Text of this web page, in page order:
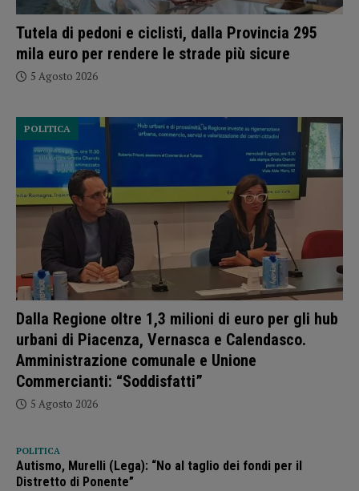
Tutela di pedoni e ciclisti, dalla Provincia 295
mila euro per rendere le strade più sicure
5 Agosto 2026
Dalla Regione oltre 1,3 milioni di euro per gli hub
urbani di Piacenza, Vernasca e Calendasco.
Amministrazione comunale e Unione
Commercianti: “Soddisfatti”
POLITICA
5 Agosto 2026
POLITICA
Autismo, Murelli (Lega): “No al taglio dei fondi per il
Distretto di Ponente”